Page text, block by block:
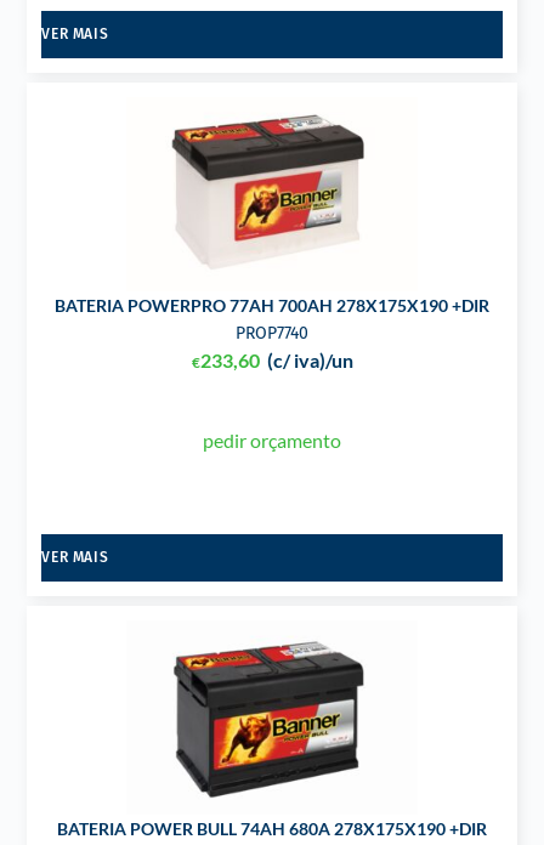
VER MAIS
BATERIA POWERPRO 77AH 700AH 278X175X190 +DIR
PROP7740
€233,60 (c/ iva)/un
pedir orçamento
VER MAIS
BATERIA POWER BULL 74AH 680A 278X175X190 +DIR